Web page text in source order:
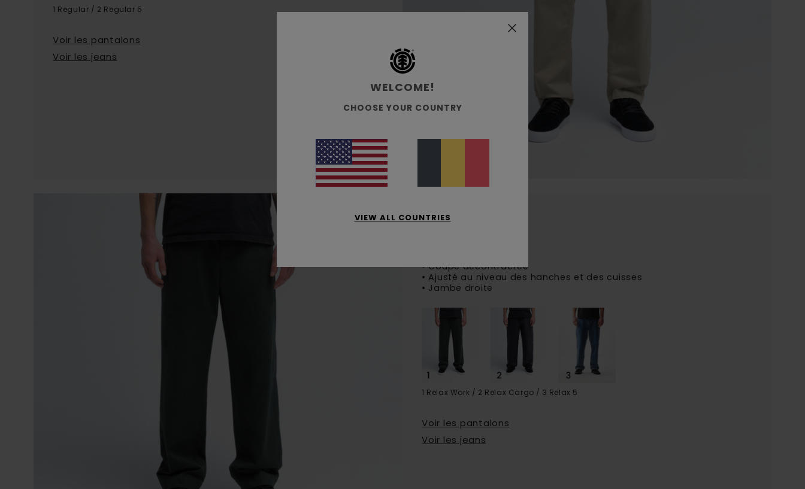
1 Regular / 2 Regular 5
Voir les pantalons
Voir les jeans
Relax
• Coupe décontractée
• Ajusté au niveau des hanches et des cuisses
• Jambe droite
1 Relax Work / 2 Relax Cargo / 3 Relax 5
Voir les pantalons
Voir les jeans
WELCOME!
CHOOSE YOUR COUNTRY
VIEW ALL COUNTRIES